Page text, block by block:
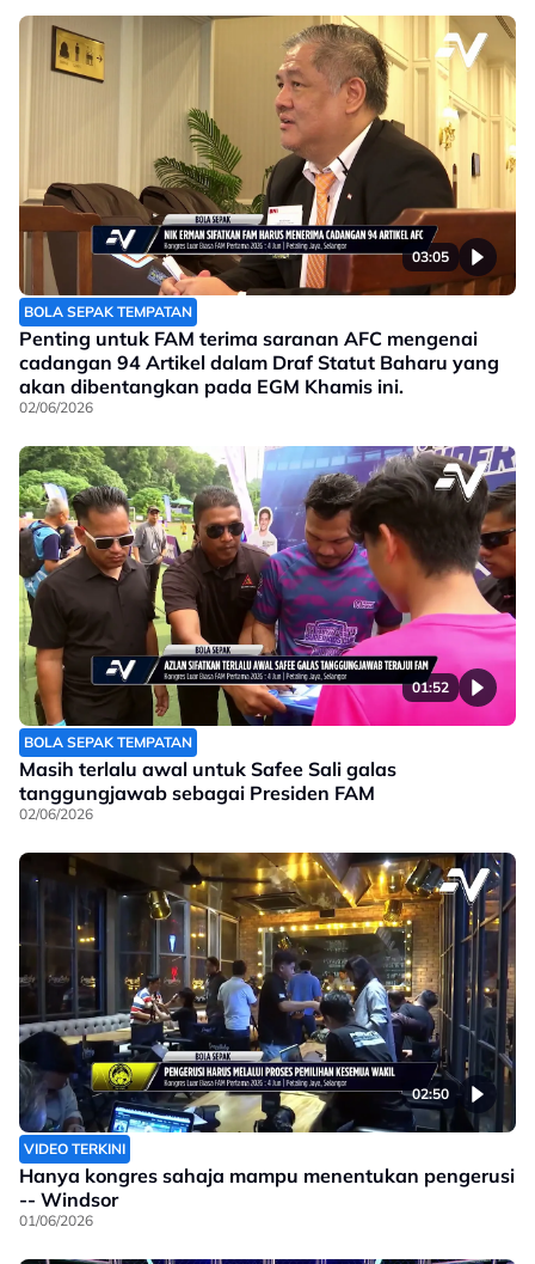
03:05
BOLA SEPAK TEMPATAN
Penting untuk FAM terima saranan AFC mengenai
cadangan 94 Artikel dalam Draf Statut Baharu yang
akan dibentangkan pada EGM Khamis ini.
02/06/2026
01:52
BOLA SEPAK TEMPATAN
Masih terlalu awal untuk Safee Sali galas
tanggungjawab sebagai Presiden FAM
02/06/2026
02:50
VIDEO TERKINI
Hanya kongres sahaja mampu menentukan pengerusi
-- Windsor
01/06/2026